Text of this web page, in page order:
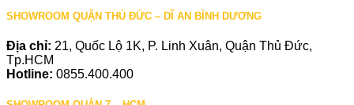
SHOWROOM QUẬN THỦ ĐỨC – DĨ AN BÌNH DƯƠNG
Địa chỉ: 21, Quốc Lộ 1K, P. Linh Xuân, Quận Thủ Đức,
Tp.HCM
Hotline: 0855.400.400